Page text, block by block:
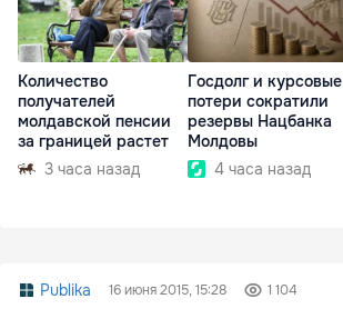
Количество
получателей
молдавской пенсии
за границей растет
3 часа назад
Госдолг и курсовые
потери сократили
резервы Нацбанка
Молдовы
4 часа назад
Publika 16 июня 2015, 15:28 1 104